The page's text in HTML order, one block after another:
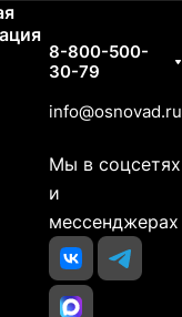
8-800-500-
30-79
info@osnovad.ru
Мы в соцсетях
и
мессенджерах